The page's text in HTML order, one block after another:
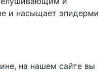
и насыщает
на нашем сайте вы